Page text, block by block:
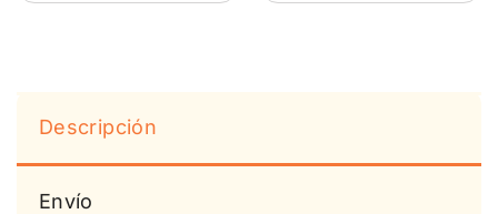
Descripción
Envío